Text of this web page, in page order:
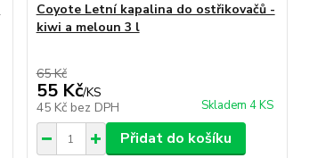
Coyote Letní kapalina do ostřikovačů -
kiwi a meloun 3 l
65 Kč
55 Kč/KS
45 Kč bez DPH Skladem 4 KS
Přidat do košíku